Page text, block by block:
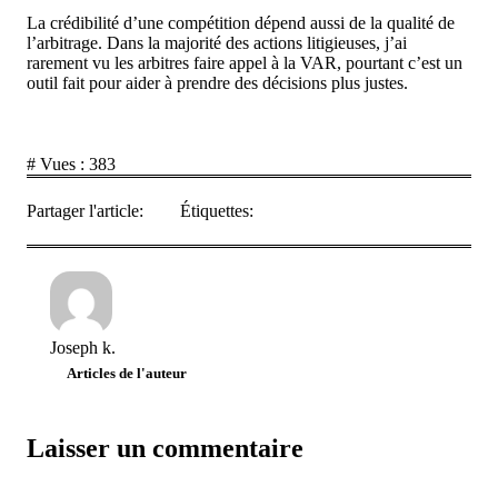
La crédibilité d’une compétition dépend aussi de la qualité de
l’arbitrage. Dans la majorité des actions litigieuses, j’ai
rarement vu les arbitres faire appel à la VAR, pourtant c’est un
outil fait pour aider à prendre des décisions plus justes.
# Vues : 383
Partager l'article: Étiquettes:
Joseph k.
Articles de l'auteur
Laisser un commentaire